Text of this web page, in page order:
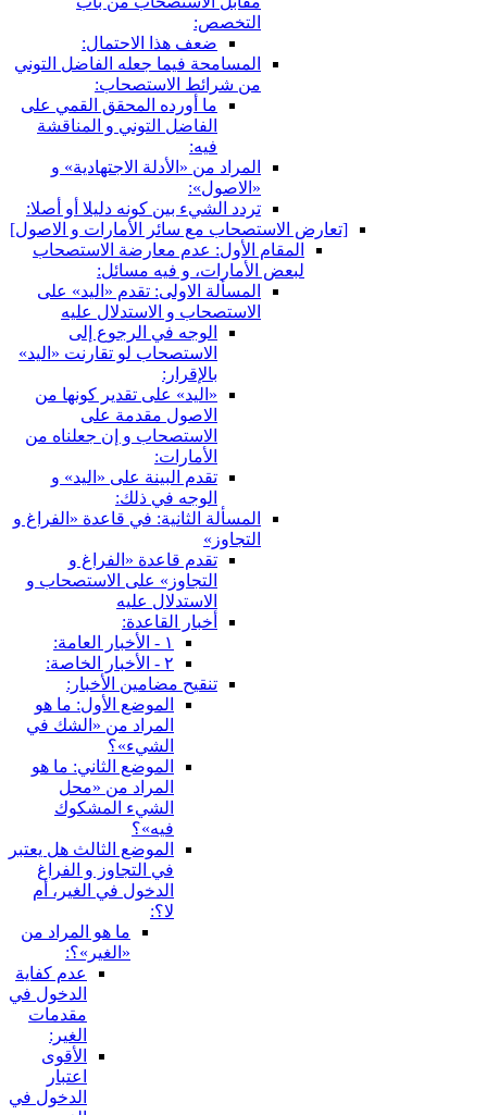
التخصص:
ضعف هذا الاحتمال:
المسامحة فيما جعله الفاضل التوني
من شرائط الاستصحاب:
ما أورده المحقق القمي على
الفاضل التوني و المناقشة
فيه:
المراد من «الأدلة الاجتهادية» و
«الاصول»:
تردد الشي‏ء بين كونه دليلا أو أصلا:
[تعارض الاستصحاب مع سائر الأمارات و الاصول‏]
المقام الأول: عدم معارضة الاستصحاب
لبعض الأمارات، و فيه مسائل:
المسألة الاولى: تقدم «اليد» على
الاستصحاب و الاستدلال عليه
الوجه في الرجوع إلى
الاستصحاب لو تقارنت «اليد»
بالإقرار:
«اليد» على تقدير كونها من
الاصول مقدمة على
الاستصحاب و إن جعلناه من
الأمارات:
تقدم البينة على «اليد» و
الوجه في ذلك:
المسألة الثانية: في قاعدة «الفراغ و
التجاوز»
تقدم قاعدة «الفراغ و
التجاوز» على الاستصحاب و
الاستدلال عليه
أخبار القاعدة:
١ - الأخبار العامة:
٢ - الأخبار الخاصة:
تنقيح مضامين الأخبار:
الموضع الأول: ما هو
المراد من «الشك في
الشي‏ء»؟
الموضع الثاني: ما هو
المراد من «محل
الشي‏ء المشكوك
فيه»؟
الموضع الثالث هل يعتبر
في التجاوز و الفراغ
الدخول في الغير، أم
لا؟:
ما هو المراد من
«الغير»؟:
عدم كفاية
الدخول في
مقدمات
الغير:
الأقوى
اعتبار
الدخول في